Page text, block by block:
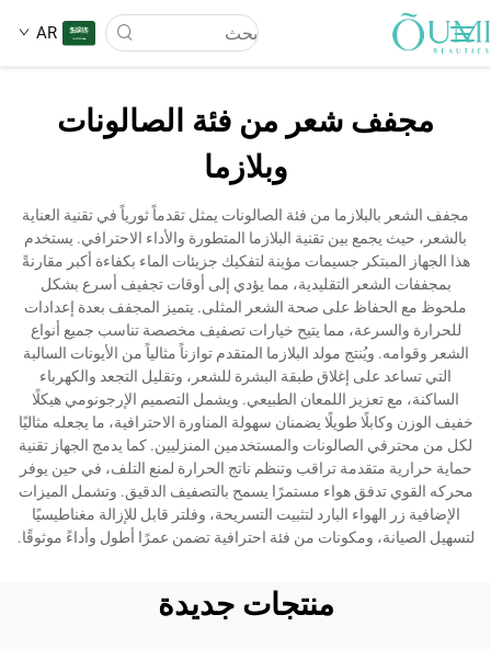
AR
عن الشركة
المنتجات
الأخبار
تطبيق
اتصل بنا
مجفف شعر من فئة الصالونات
وبلازما
مجفف الشعر بالبلازما من فئة الصالونات يمثل تقدماً ثورياً في تقنية العناية
بالشعر، حيث يجمع بين تقنية البلازما المتطورة والأداء الاحترافي. يستخدم
هذا الجهاز المبتكر جسيمات مؤينة لتفكيك جزيئات الماء بكفاءة أكبر مقارنةً
بمجففات الشعر التقليدية، مما يؤدي إلى أوقات تجفيف أسرع بشكل
ملحوظ مع الحفاظ على صحة الشعر المثلى. يتميز المجفف بعدة إعدادات
للحرارة والسرعة، مما يتيح خيارات تصفيف مخصصة تناسب جميع أنواع
الشعر وقوامه. ويُنتج مولد البلازما المتقدم توازناً مثالياً من الأيونات السالبة
التي تساعد على إغلاق طبقة البشرة للشعر، وتقليل التجعد والكهرباء
الساكنة، مع تعزيز اللمعان الطبيعي. ويشمل التصميم الإرجونومي هيكلًا
خفيف الوزن وكابلًا طويلًا يضمنان سهولة المناورة الاحترافية، ما يجعله مثاليًا
لكل من محترفي الصالونات والمستخدمين المنزليين. كما يدمج الجهاز تقنية
حماية حرارية متقدمة تراقب وتنظم ناتج الحرارة لمنع التلف، في حين يوفر
محركه القوي تدفق هواء مستمرًا يسمح بالتصفيف الدقيق. وتشمل الميزات
الإضافية زر الهواء البارد لتثبيت التسريحة، وفلتر قابل للإزالة مغناطيسيًا
لتسهيل الصيانة، ومكونات من فئة احترافية تضمن عمرًا أطول وأداءً موثوقًا.
منتجات جديدة